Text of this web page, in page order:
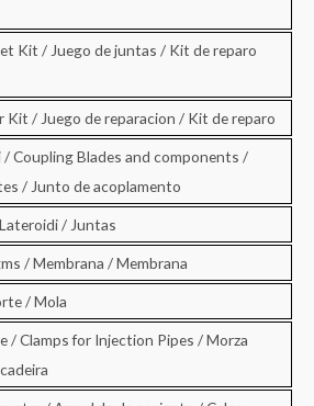
Kit / Juego de juntas / Kit de reparo
Kit / Juego de reparacion / Kit de reparo
/ Coupling Blades and components /
/ Junto de acoplamento
/ Juntas
/ Membrana / Membrana
/ Mola
/ Clamps for Injection Pipes / Morza